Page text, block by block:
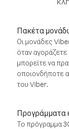
Πακέτα
Οι μονάδες
όταν
μπορείτε να
οποιονδήποτε
του Viber.
Προγράμματα
Το πρόγραμμα